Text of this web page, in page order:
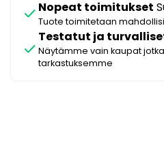
check Nopeat toimitukset
Tuote toimitetaan
check
Testatut ja
Näytämme vain kaupat
tarkastuksemme